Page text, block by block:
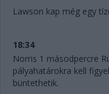
Lawson kap még egy
18:34
Norris 1 másodpercre
pályahatárokra kell
büntethetik.